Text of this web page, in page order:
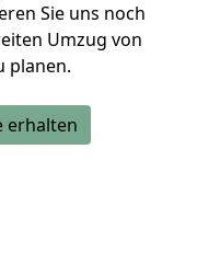
Sie uns noch
Umzug von
planen.
erhalten